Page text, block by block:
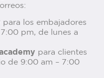
para los embajadores
pm, de lunes a
para clientes
de 9:00 am – 7:00